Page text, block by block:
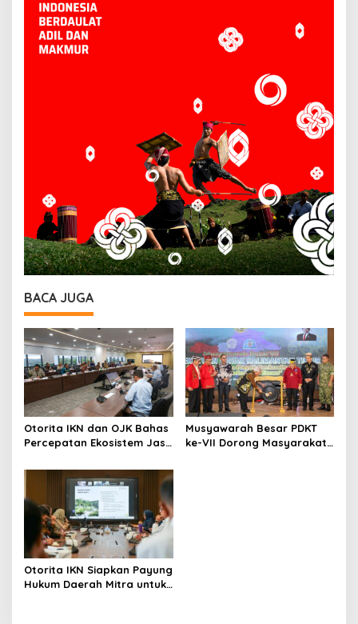
BACA JUGA
Otorita IKN dan OJK Bahas
Percepatan Ekosistem Jasa
Musyawarah Besar PDKT
ke-VII Dorong Masyarakat
Otorita IKN Siapkan Payung
Hukum Daerah Mitra untuk